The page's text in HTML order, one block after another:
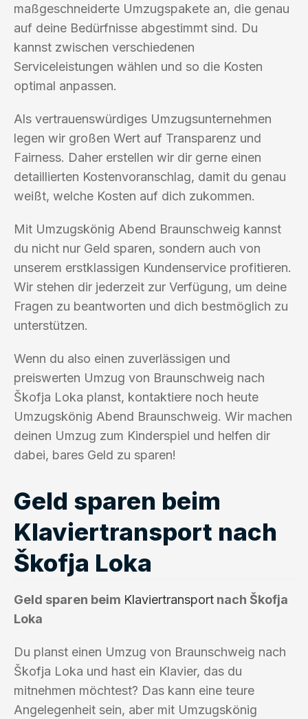
maßgeschneiderte Umzugspakete an, die genau
auf deine Bedürfnisse abgestimmt sind. Du
kannst zwischen verschiedenen
Serviceleistungen wählen und so die Kosten
optimal anpassen.
Als vertrauenswürdiges Umzugsunternehmen
legen wir großen Wert auf Transparenz und
Fairness. Daher erstellen wir dir gerne einen
detaillierten Kostenvoranschlag, damit du genau
weißt, welche Kosten auf dich zukommen.
Mit Umzugskönig Abend Braunschweig kannst
du nicht nur Geld sparen, sondern auch von
unserem erstklassigen Kundenservice profitieren.
Wir stehen dir jederzeit zur Verfügung, um deine
Fragen zu beantworten und dich bestmöglich zu
unterstützen.
Wenn du also einen zuverlässigen und
preiswerten Umzug von Braunschweig nach
Škofja Loka planst, kontaktiere noch heute
Umzugskönig Abend Braunschweig. Wir machen
deinen Umzug zum Kinderspiel und helfen dir
dabei, bares Geld zu sparen!
Geld sparen beim
Klaviertransport nach
Škofja Loka
Geld sparen beim Klaviertransport nach Škofja
Loka
Du planst einen Umzug von Braunschweig nach
Škofja Loka und hast ein Klavier, das du
mitnehmen möchtest? Das kann eine teure
Angelegenheit sein, aber mit Umzugskönig